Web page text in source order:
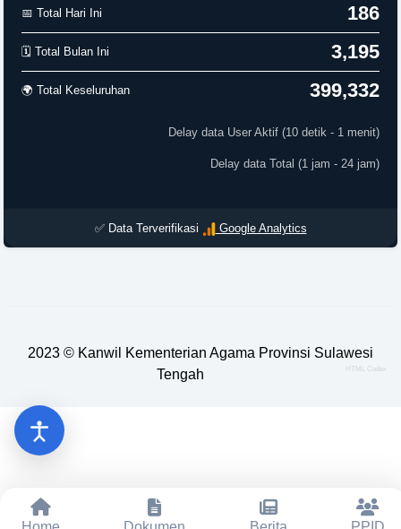
📅 Total Hari Ini 186
🗓️ Total Bulan Ini 3,195
🌍 Total Keseluruhan 399,332
Delay data User Aktif (10 detik - 1 menit)
Delay data Total (1 jam - 24 jam)
✅ Data Terverifikasi Google Analytics
2023 © Kanwil Kementerian Agama Provinsi Sulawesi
Tengah
HTML Codex